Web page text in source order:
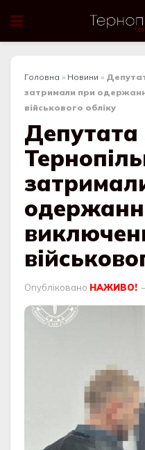
Головна » Новини »
затримали при
військового обліку
Депутата
Опубліковано НАЖИВО!